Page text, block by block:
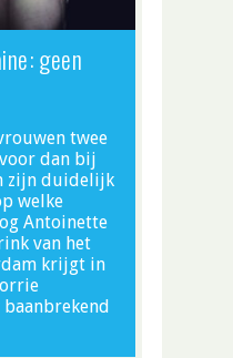
geen
twee
dan bij
zijn duidelijk
welke
Antoinette
van het
krijgt in